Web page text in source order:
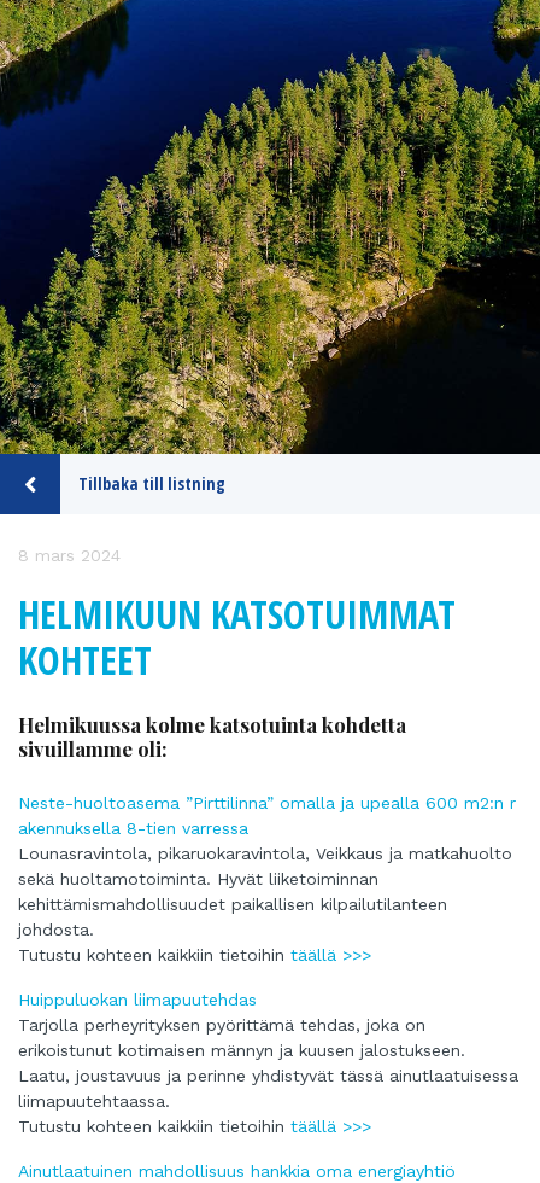
Tillbaka till listning
8 mars 2024
HELMIKUUN KATSOTUIMMAT
KOHTEET
Helmikuussa kolme katsotuinta kohdetta
sivuillamme oli:
Neste-huoltoasema ”Pirttilinna” omalla ja upealla 600 m2:n r
akennuksella 8-tien varressa
Lounasravintola, pikaruokaravintola, Veikkaus ja matkahuolto
sekä huoltamotoiminta. Hyvät liiketoiminnan
kehittämismahdollisuudet paikallisen kilpailutilanteen
johdosta.
Tutustu kohteen kaikkiin tietoihin täällä >>>
Huippuluokan liimapuutehdas
Tarjolla perheyrityksen pyörittämä tehdas, joka on
erikoistunut kotimaisen männyn ja kuusen jalostukseen.
Laatu, joustavuus ja perinne yhdistyvät tässä ainutlaatuisessa
liimapuutehtaassa.
Tutustu kohteen kaikkiin tietoihin täällä >>>
Ainutlaatuinen mahdollisuus hankkia oma energiayhtiö